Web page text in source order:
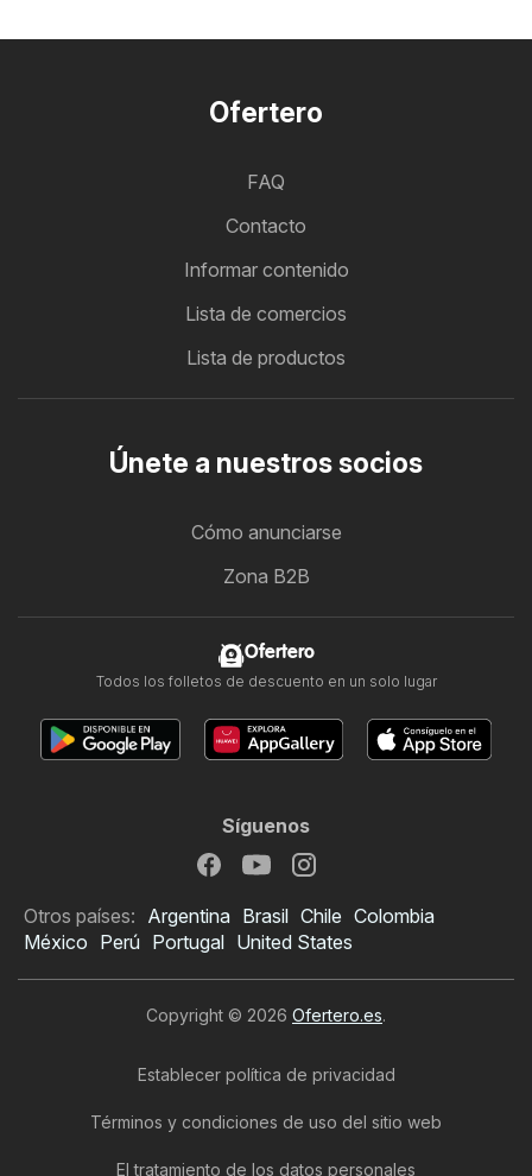
Ofertero
FAQ
Contacto
Informar contenido
Lista de comercios
Lista de productos
Únete a nuestros socios
Cómo anunciarse
Zona B2B
Ofertero
Todos los folletos de descuento en un solo lugar
Síguenos
Otros países: Argentina Brasil Chile Colombia
México Perú Portugal United States
Copyright © 2026 Ofertero.es.
Establecer política de privacidad
Términos y condiciones de uso del sitio web
El tratamiento de los datos personales